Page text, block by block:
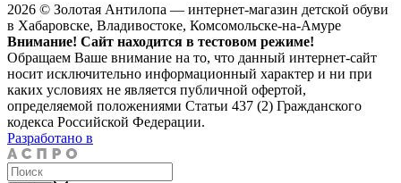
2026 © Золотая Антилопа — интернет-магазин детской обуви
в Хабаровске, Владивостоке, Комсомольске-на-Амуре
Внимание! Сайт находится в тестовом режиме!
Обращаем Ваше внимание на то, что данный интернет-сайт
носит исключительно информационный характер и ни при
каких условиях не является публичной офертой,
определяемой положениями Статьи 437 (2) Гражданского
кодекса Российской Федерации.
Разработано в